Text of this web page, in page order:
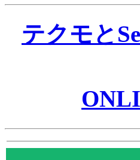
テクモと